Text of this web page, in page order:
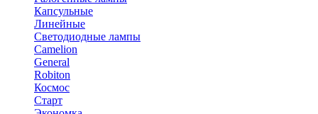
Капсульные
Линейные
Светодиодные лампы
Camelion
General
Robiton
Космос
Старт